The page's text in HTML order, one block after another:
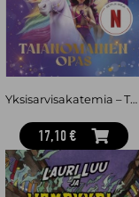
Yksisarvisakatemia – Taianomainen opas
17,10 €